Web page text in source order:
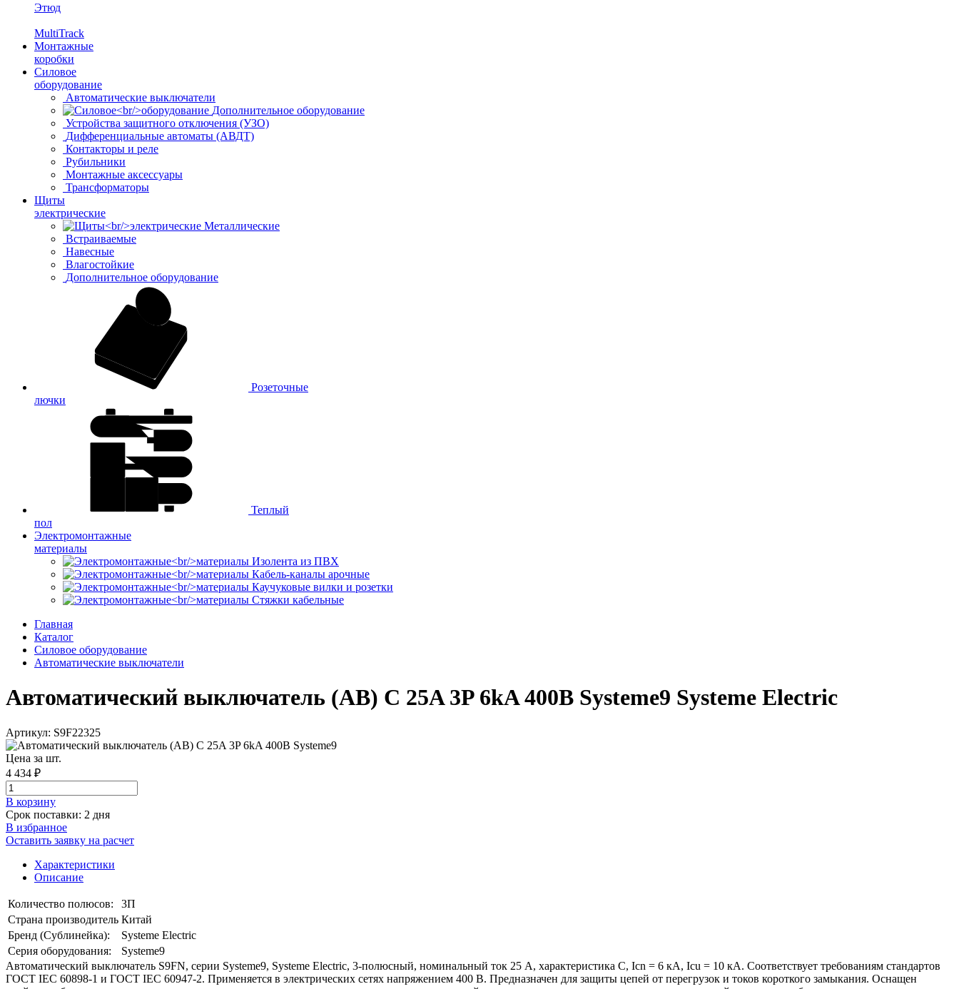
Этюд
MultiTrack
Монтажные
коробки
Силовое
оборудование
Автоматические выключатели
Дополнительное оборудование
Устройства защитного отключения (УЗО)
Дифференциальные автоматы (АВДТ)
Контакторы и реле
Рубильники
Монтажные аксессуары
Трансформаторы
Щиты
электрические
Металлические
Встраиваемые
Навесные
Влагостойкие
Дополнительное оборудование
Розеточные
лючки
Теплый
пол
Электромонтажные
материалы
Изолента из ПВХ
Кабель-каналы арочные
Каучуковые вилки и розетки
Стяжки кабельные
Главная
Каталог
Силовое оборудование
Автоматические выключатели
Автоматический выключатель (АВ) C 25A 3P 6kA 400В Systeme9 Systeme Electric
Артикул: S9F22325
Цена за шт.
4 434 ₽
В корзинy
Срок поставки: 2 дня
В избранное
Оставить заявку на расчет
Характеристики
Описание
Количество полюсов:
3П
Страна производитель Китай
Бренд (Сублинейка):
Systeme Electric
Серия оборудования:
Systeme9
Автоматический выключатель S9FN, серии Systeme9, Systeme Electric, 3-полюсный, номинальный ток 25 А, характеристика C, Icn = 6 кА, Icu = 10 кА. Соответствует требованиям стандартов
ГОСТ IEC 60898-1 и ГОСТ IEC 60947-2. Применяется в электрических сетях напряжением 400 В. Предназначен для защиты цепей от перегрузок и токов короткого замыкания. Оснащен